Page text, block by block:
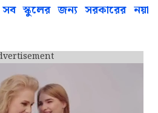
সব স্কুলের জন্য সরকারের নয়া